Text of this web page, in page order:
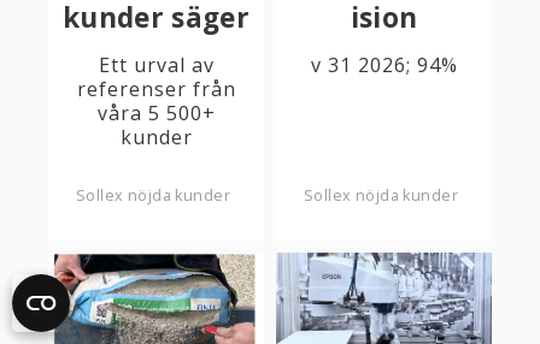
kunder säger
Ett urval av
referenser från
våra 5 500+
kunder
Sollex nöjda kunder
ision
v 31 2026; 94%
Sollex nöjda kunder